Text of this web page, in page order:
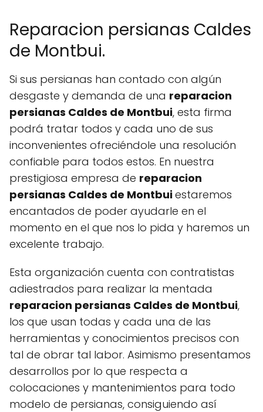
Reparacion persianas Caldes
de Montbui.
Si sus persianas han contado con algún
desgaste y demanda de una reparacion
persianas Caldes de Montbui, esta firma
podrá tratar todos y cada uno de sus
inconvenientes ofreciéndole una resolución
confiable para todos estos. En nuestra
prestigiosa empresa de reparacion
persianas Caldes de Montbuiestaremos
encantados de poder ayudarle en el
momento en el que nos lo pida y haremos un
excelente trabajo.
Esta organización cuenta con contratistas
adiestrados para realizar la mentada
reparacion persianas Caldes de Montbui,
los que usan todas y cada una de las
herramientas y conocimientos precisos con
tal de obrar tal labor. Asimismo presentamos
desarrollos por lo que respecta a
colocaciones y mantenimientos para todo
modelo de persianas, consiguiendo así